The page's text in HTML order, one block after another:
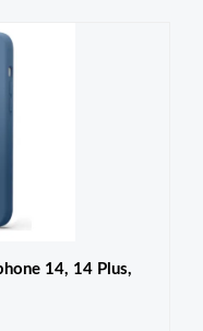
14, 14 Plus,